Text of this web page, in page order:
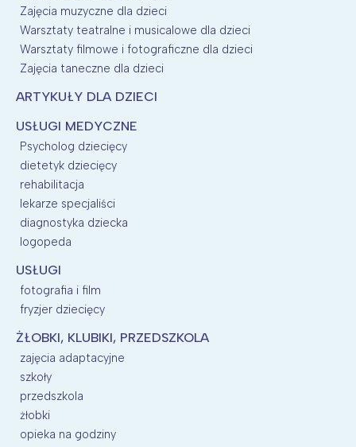
Zajęcia muzyczne dla dzieci
Warsztaty teatralne i musicalowe dla dzieci
Warsztaty filmowe i fotograficzne dla dzieci
Zajęcia taneczne dla dzieci
ARTYKUŁY DLA DZIECI
USŁUGI MEDYCZNE
Psycholog dziecięcy
dietetyk dziecięcy
rehabilitacja
lekarze specjaliści
diagnostyka dziecka
logopeda
USŁUGI
fotografia i film
fryzjer dziecięcy
ŻŁOBKI, KLUBIKI, PRZEDSZKOLA
zajęcia adaptacyjne
szkoły
przedszkola
żłobki
opieka na godziny